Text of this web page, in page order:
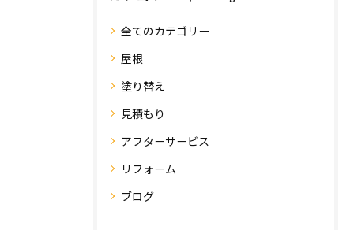
全てのカテゴリー
屋根
塗り替え
見積もり
アフターサービス
リフォーム
ブログ